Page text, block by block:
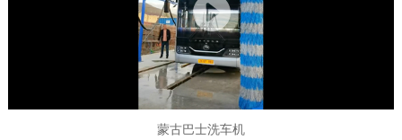
蒙古巴士洗车机